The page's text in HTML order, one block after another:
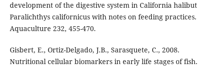
development of the digestive system in California halibut
Paralichthys californicus with notes on feeding practices.
Aquaculture 232, 455-470.
Gisbert, E., Ortiz-Delgado, J.B., Sarasquete, C., 2008.
Nutritional cellular biomarkers in early life stages of fish.